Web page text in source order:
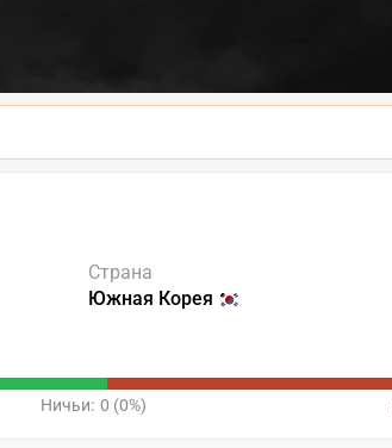
Страна
Южная Корея
Ничьи: 0 (0%)